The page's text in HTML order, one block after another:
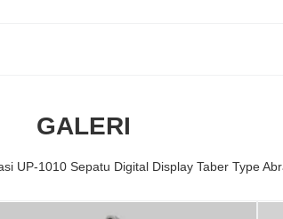
GALERI
UP-1010 Sepatu Digital Display Taber Type